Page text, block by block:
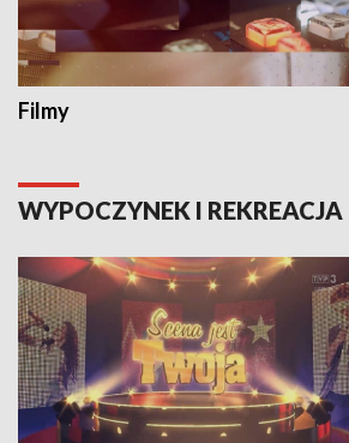
Filmy
WYPOCZYNEK I REKREACJA